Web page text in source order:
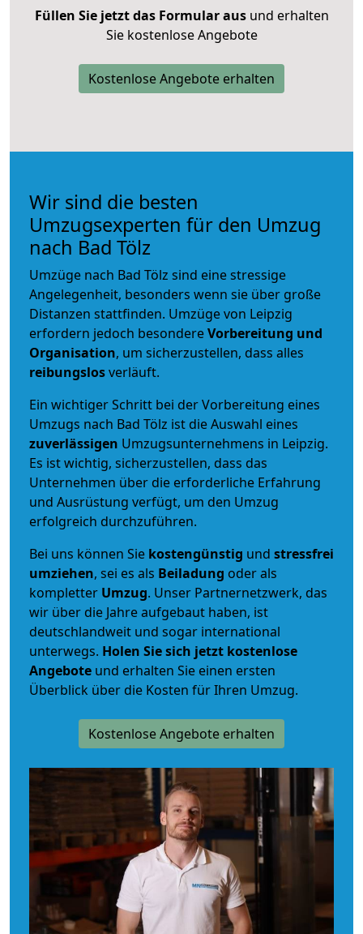
Füllen Sie jetzt das Formular ausund erhalten
Sie kostenlose Angebote
Kostenlose Angebote erhalten
Wir sind die besten
Umzugsexperten für den Umzug
nach Bad Tölz
Umzüge nach Bad Tölz sind eine stressige
Angelegenheit, besonders wenn sie über große
Distanzen stattfinden. Umzüge von Leipzig
erfordern jedoch besondereVorbereitung und
Organisation, um sicherzustellen, dass alles
reibungslosverläuft.
Ein wichtiger Schritt bei der Vorbereitung eines
Umzugs nach Bad Tölz ist die Auswahl eines
zuverlässigen Umzugsunternehmens in Leipzig.
Es ist wichtig, sicherzustellen, dass das
Unternehmen über die erforderliche Erfahrung
und Ausrüstung verfügt, um den Umzug
erfolgreich durchzuführen.
Bei uns können Sie kostengünstig und stressfrei
umziehen, sei es als Beiladung oder als
kompletter Umzug. Unser Partnernetzwerk, das
wir über die Jahre aufgebaut haben, ist
deutschlandweit und sogar international
unterwegs. Holen Sie sich jetzt kostenlose
Angebote und erhalten Sie einen ersten
Überblick über die Kosten für Ihren Umzug.
Kostenlose Angebote erhalten